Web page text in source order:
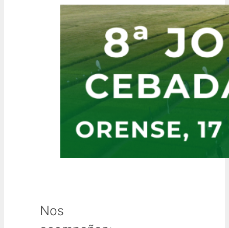
Nos